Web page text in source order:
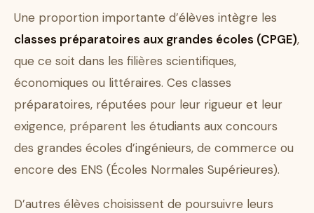
Une proportion importante d’élèves intègre les
classes préparatoires aux grandes écoles (CPGE),
que ce soit dans les filières scientifiques,
économiques ou littéraires. Ces classes
préparatoires, réputées pour leur rigueur et leur
exigence, préparent les étudiants aux concours
des grandes écoles d’ingénieurs, de commerce ou
encore des ENS (Écoles Normales Supérieures).
D’autres élèves choisissent de poursuivre leurs